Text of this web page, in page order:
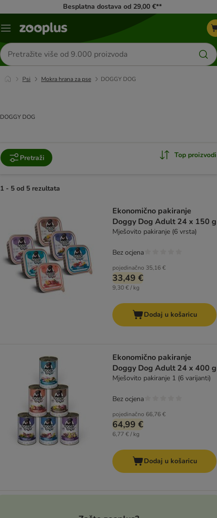
Besplatna dostava od 29,00 €**
Izbornik
Traži
proizvode
Psi Mokra hrana za pse DOGGY DOG
DOGGY DOG
Pretraži Top proizvodi
1 - 5 od 5 rezultata
Ekonomično pakiranje
Doggy Dog Adult 24 x 150 g
Mješovito pakiranje (6 vrsta)
pojedinačno 35,16 €
33,49 €
9,30 € / kg
Bez ocjena
Dodaj u košaricu
Ekonomično pakiranje
Doggy Dog Adult 24 x 400 g
Mješovito pakiranje 1 (6 varijanti)
pojedinačno 66,76 €
64,99 €
6,77 € / kg
Bez ocjena
Dodaj u košaricu